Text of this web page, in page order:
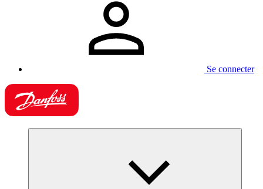
Se connecter